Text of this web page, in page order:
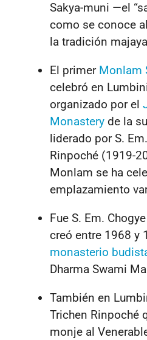
Sakya-muni —el
como se conoce
la tradición
El primer Monlam
celebró en
organizado por el
Monastery de la
liderado por S.
Rinpoché (1919-
Monlam se ha
emplazamiento
Fue S. Em.
creó entre 1968 y
monasterio
Dharma Swami
También en
Trichen Rinpoché
monje al